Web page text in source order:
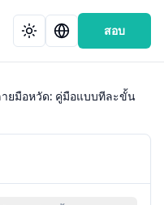
สอบ
ยมือหวัด: คู่มือแบบทีละขั้น